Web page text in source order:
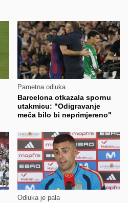
Pametna odluka
Barcelona otkazala spornu
utakmicu: "Odigravanje
meča bilo bi neprimjereno"
Odluka je pala